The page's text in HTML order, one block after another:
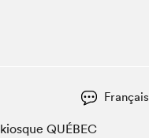
Français
QUÉBEC